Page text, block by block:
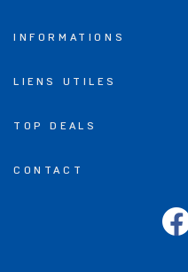
INFORMATIONS
LIENS UTILES
TOP DEALS
CONTACT